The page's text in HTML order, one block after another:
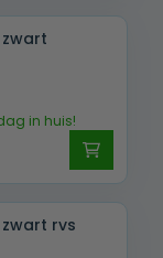
in huis!
rvs